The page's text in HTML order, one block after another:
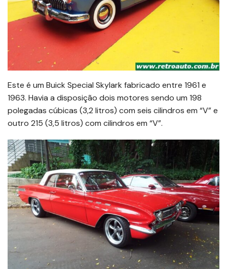
Este é um Buick Special Skylark fabricado entre 1961 e
1963. Havia a disposição dois motores sendo um 198
polegadas cúbicas (3,2 litros) com seis cilindros em “V” e
outro 215 (3,5 litros) com cilindros em “V”.